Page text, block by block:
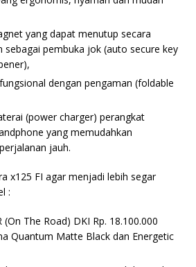
yang dapat menutup secara
sebagai pembuka jok (auto secure key
dengan pengaman (foldable
(power charger) perangkat
yang memudahkan
jauh.
x125 FI agar menjadi lebih segar
:
(On The Road) DKI Rp. 18.100.000
Quantum Matte Black dan Energetic